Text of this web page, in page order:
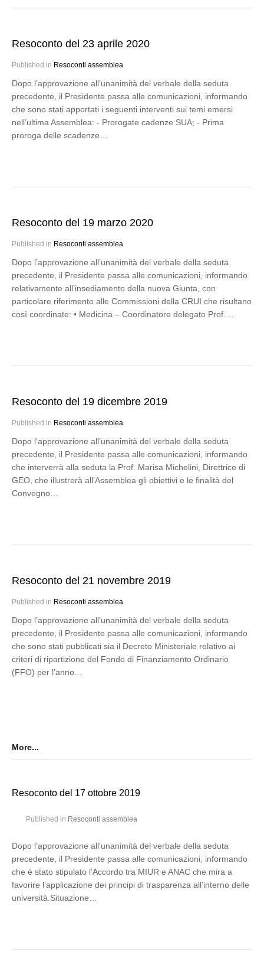
Resoconto del 23 aprile 2020
Published in Resoconti assemblea
Dopo l’approvazione all’unanimità del verbale della seduta
precedente, il Presidente passa alle comunicazioni, informando
che sono stati apportati i seguenti interventi sui temi emersi
nell’ultima Assemblea: - Prorogate cadenze SUA; - Prima
proroga delle scadenze…
Resoconto del 19 marzo 2020
Published in Resoconti assemblea
Dopo l’approvazione all’unanimità del verbale della seduta
precedente, il Presidente passa alle comunicazioni, informando
relativamente all’insediamento della nuova Giunta, con
particolare riferimento alle Commissioni della CRUI che risultano
così coordinate: • Medicina – Coordinatore delegato Prof.…
Resoconto del 19 dicembre 2019
Published in Resoconti assemblea
Dopo l’approvazione all’unanimità del verbale della seduta
precedente, il Presidente passa alle comunicazioni, informando
che interverrà alla seduta la Prof. Marisa Michelini, Direttrice di
GEO, che illustrerà all’Assemblea gli obiettivi e le finalità del
Convegno…
Resoconto del 21 novembre 2019
Published in Resoconti assemblea
Dopo l’approvazione all’unanimità del verbale della seduta
precedente, il Presidente passa alle comunicazioni, informando
che sono stati pubblicati sia il Decreto Ministeriale relativo ai
criteri di ripartizione del Fondo di Finanziamento Ordinario
(FFO) per l’anno…
More...
Resoconto del 17 ottobre 2019
Published in Resoconti assemblea
Dopo l’approvazione all’unanimità del verbale della seduta
precedente, il Presidente passa alle comunicazioni, informando
che è stato stipulato l’Accordo tra MIUR e ANAC che mira a
favorire l’applicazione dei principi di trasparenza all’interno delle
università.Situazione…